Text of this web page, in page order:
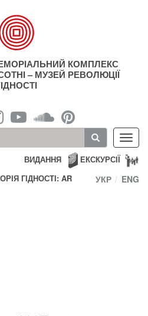
КОМПЛЕКС
– МУЗЕЙ РЕВОЛЮЦІЇ
ЕКСКУРСІЇ
ВИДАННЯ
ГІДНОСТІ: AR
УКР ENG